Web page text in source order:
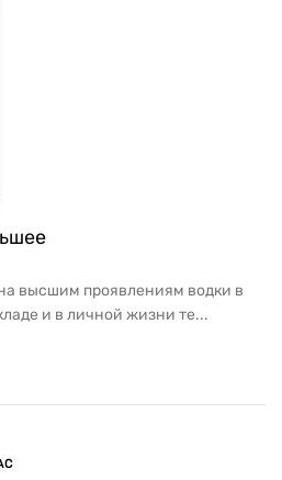
высшим проявлениям водки в
и в личной жизни те...